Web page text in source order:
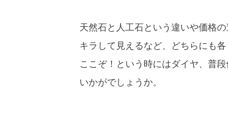
天然石と人工石という違いや価格
キラして見えるなど、どちらにも各
ここぞ！という時にはダイヤ、普
いかがでしょうか。